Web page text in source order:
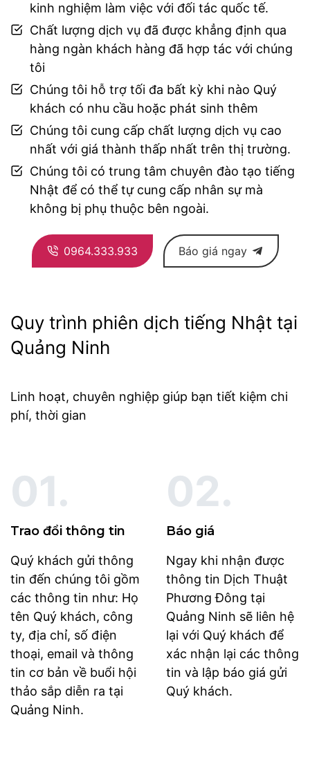
kinh nghiệm làm việc với đối tác quốc tế.
Chất lượng dịch vụ đã được khẳng định qua
hàng ngàn khách hàng đã hợp tác với chúng
tôi
Chúng tôi hỗ trợ tối đa bất kỳ khi nào Quý
khách có nhu cầu hoặc phát sinh thêm
Chúng tôi cung cấp chất lượng dịch vụ cao
nhất với giá thành thấp nhất trên thị trường.
Chúng tôi có trung tâm chuyên đào tạo tiếng
Nhật để có thể tự cung cấp nhân sự mà
không bị phụ thuộc bên ngoài.
0964.333.933 Báo giá ngay
Quy trình phiên dịch tiếng Nhật tại
Quảng Ninh
Linh hoạt, chuyên nghiệp giúp bạn tiết kiệm chi
phí, thời gian
01.
Trao đổi thông tin
Quý khách gửi thông
tin đến chúng tôi gồm
các thông tin như: Họ
tên Quý khách, công
ty, địa chỉ, số điện
thoại, email và thông
tin cơ bản về buổi hội
thảo sắp diễn ra tại
Quảng Ninh.
02.
Báo giá
Ngay khi nhận được
thông tin Dịch Thuật
Phương Đông tại
Quảng Ninh sẽ liên hệ
lại với Quý khách để
xác nhận lại các thông
tin và lập báo giá gửi
Quý khách.